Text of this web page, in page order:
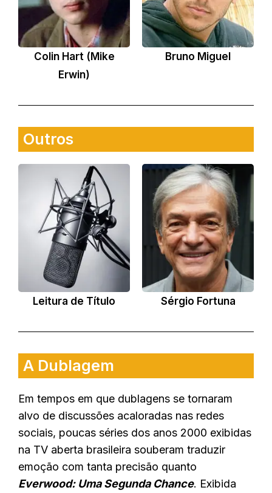
Colin Hart (Mike
Erwin)
Bruno Miguel
Outros
Leitura de Título Sérgio Fortuna
A Dublagem
Em tempos em que dublagens se tornaram
alvo de discussões acaloradas nas redes
sociais, poucas séries dos anos 2000 exibidas
na TV aberta brasileira souberam traduzir
emoção com tanta precisão quanto
Everwood: Uma Segunda Chance. Exibida